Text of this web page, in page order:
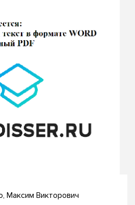
Максим Викторович